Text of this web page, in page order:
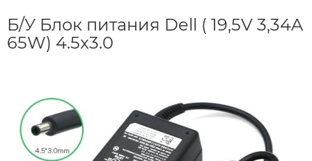
Б/У Блок питания Dell ( 19,5V 3,34A
65W) 4.5x3.0